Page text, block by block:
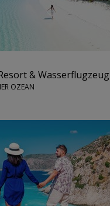
& Wasserflugzeug
OZEAN